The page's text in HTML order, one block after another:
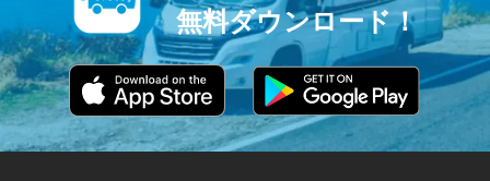
（表示4.0 国際）
https://creativecommons.org/
licenses/by/4.0/
無料ダウンロード！